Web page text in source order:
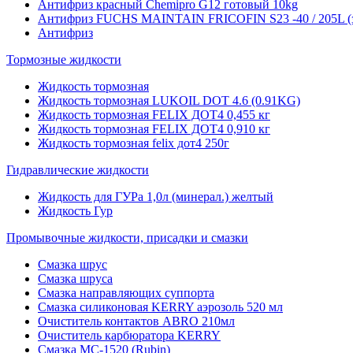
Антифриз красный Chemipro G12 готовый 10kg
Антифриз FUCHS MAINTAIN FRICOFIN S23 -40 / 205L
Антифриз
Тормозные жидкости
Жидкость тормозная
Жидкость тормозная LUKOIL DOT 4.6 (0.91KG)
Жидкость тормозная FELIX ДОТ4 0,455 кг
Жидкость тормозная FELIX ДОТ4 0,910 кг
Жидкость тормозная felix дот4 250г
Гидравлические жидкости
Жидкость для ГУРа 1,0л (минерал.) желтый
Жидкость Гур
Промывочные жидкости, присадки и смазки
Смазка шрус
Смазка шруса
Смазка направляющих суппорта
Смазка силиконовая KERRY аэрозоль 520 мл
Очиститель контактов ABRO 210мл
Очиститель карбюратора KERRY
Смазка МС-1520 (Rubin)